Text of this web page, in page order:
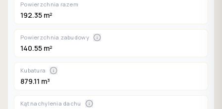
Powierzchnia razem
192.35 m²
Powierzchnia zabudowy
140.55 m²
Kubatura
879.11 m³
Kąt nachylenia dachu